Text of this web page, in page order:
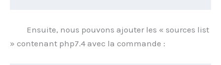
Ensuite, nous pouvons ajouter les « sources list
» contenant php7.4 avec la commande :